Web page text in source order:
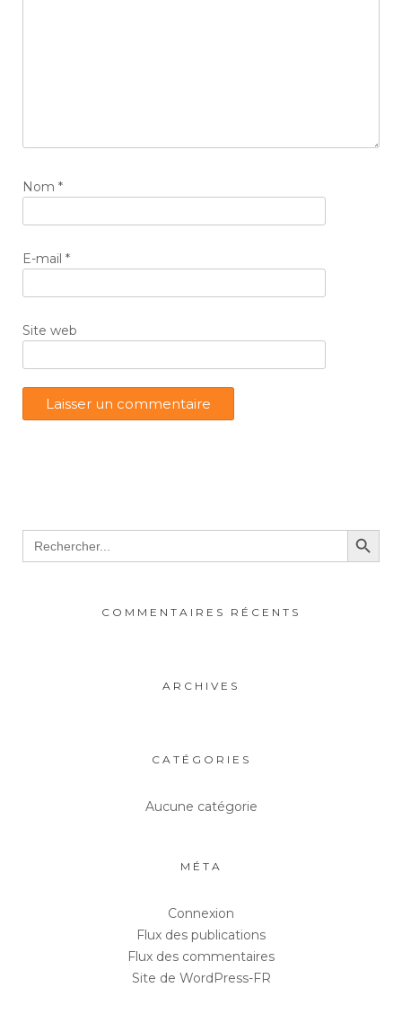
Nom *
E-mail *
Site web
Search
for:
Search Button
COMMENTAIRES RÉCENTS
ARCHIVES
CATÉGORIES
Aucune catégorie
MÉTA
Connexion
Flux des publications
Flux des commentaires
Site de WordPress-FR